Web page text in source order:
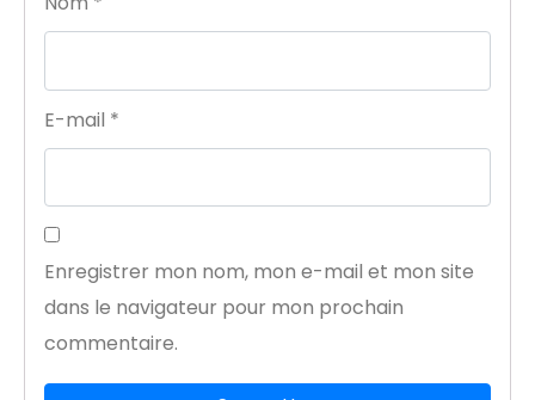
E-mail *
Enregistrer mon nom, mon e-mail et mon site
dans le navigateur pour mon prochain
commentaire.